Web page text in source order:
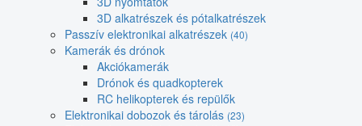
3D alkatrészek és pótalkatrészek
Passzív elektronikai alkatrészek (40)
Kamerák és drónok
Akciókamerák
Drónok és quadkopterek
RC helikopterek és repülők
Elektronikai dobozok és tárolás (23)